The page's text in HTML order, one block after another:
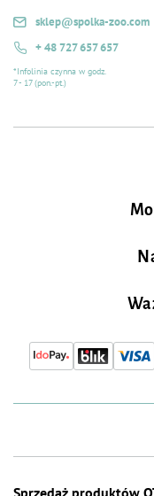
sklep@spolka-zoo.com
+ 48 727 657 657
*Infolinia czynna w godz.
7 - 17 (pon.-pt.)
Sprzedaż produktów